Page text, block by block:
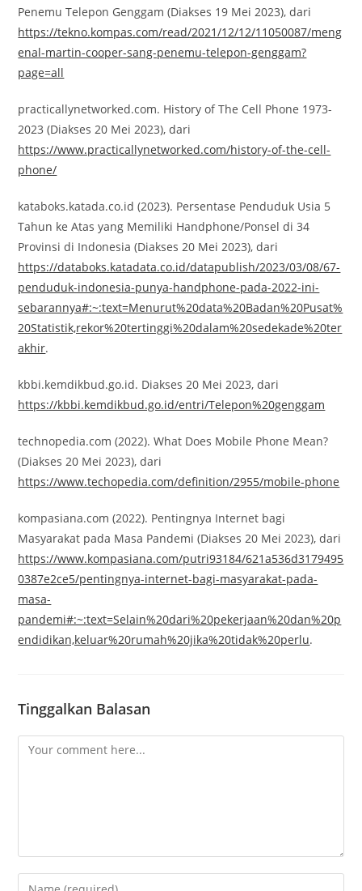
Penemu Telepon Genggam (Diakses 19 Mei 2023), dari
https://tekno.kompas.com/read/2021/12/12/11050087/meng
enal-martin-cooper-sang-penemu-telepon-genggam?
page=all
practicallynetworked.com. History of The Cell Phone 1973-
2023 (Diakses 20 Mei 2023), dari
https://www.practicallynetworked.com/history-of-the-cell-
phone/
kataboks.katada.co.id (2023). Persentase Penduduk Usia 5
Tahun ke Atas yang Memiliki Handphone/Ponsel di 34
Provinsi di Indonesia (Diakses 20 Mei 2023), dari
https://databoks.katadata.co.id/datapublish/2023/03/08/67-
penduduk-indonesia-punya-handphone-pada-2022-ini-
sebarannya#:~:text=Menurut%20data%20Badan%20Pusat%
20Statistik,rekor%20tertinggi%20dalam%20sedekade%20ter
akhir.
kbbi.kemdikbud.go.id. Diakses 20 Mei 2023, dari
https://kbbi.kemdikbud.go.id/entri/Telepon%20genggam
technopedia.com (2022). What Does Mobile Phone Mean?
(Diakses 20 Mei 2023), dari
https://www.techopedia.com/definition/2955/mobile-phone
kompasiana.com (2022). Pentingnya Internet bagi
Masyarakat pada Masa Pandemi (Diakses 20 Mei 2023), dari
https://www.kompasiana.com/putri93184/621a536d3179495
0387e2ce5/pentingnya-internet-bagi-masyarakat-pada-
masa-
pandemi#:~:text=Selain%20dari%20pekerjaan%20dan%20p
endidikan,keluar%20rumah%20jika%20tidak%20perlu.
Tinggalkan Balasan